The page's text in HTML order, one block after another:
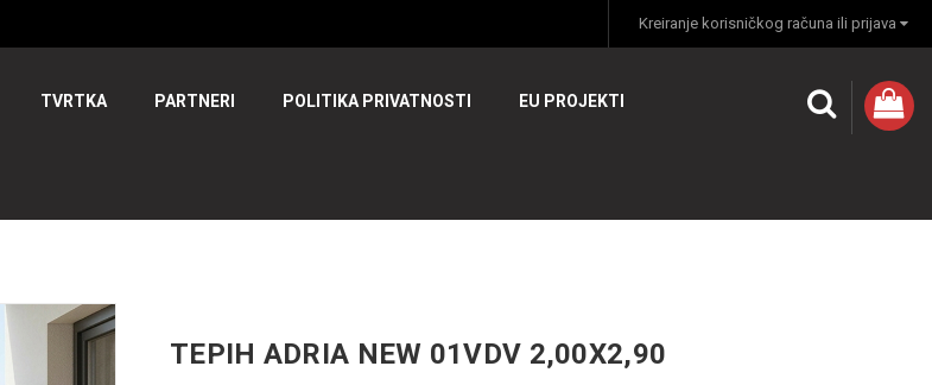
Kreiranje korisničkog računa ili prijava
TVRTKA PARTNERI POLITIKA PRIVATNOSTI EU PROJEKTI
TEPIH ADRIA NEW 01VDV 2,00X2,90